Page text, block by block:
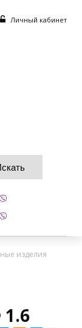
Личный кабинет
изделия